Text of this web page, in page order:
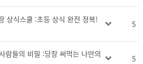
상식스쿨 :초등 상식 완전 정복!
5
람들의 비밀 :당장 써먹는 나만의
5